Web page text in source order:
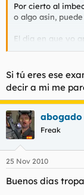
Por cierto al
o algo asin,
El dia en que yo
"catedratico" por
el coche con las
cuando hizo el
sabeis cuanto
recuerdo cuanto
pesetas) pero os
pues no se lo
cuando comenzo
fuego a su casa,
y que iba a matar
perro...). El
bar mas cercano,
encerro en el
Si tú eres ese
decir a mi me
Freak
25 Nov 2010
Buenos dias tropa